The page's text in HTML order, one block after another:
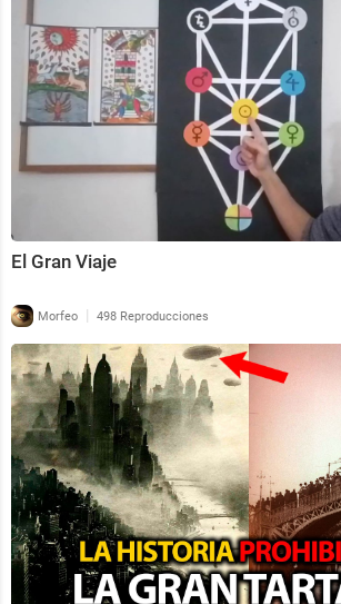
El Gran Viaje
Morfeo | 498 Reproducciones